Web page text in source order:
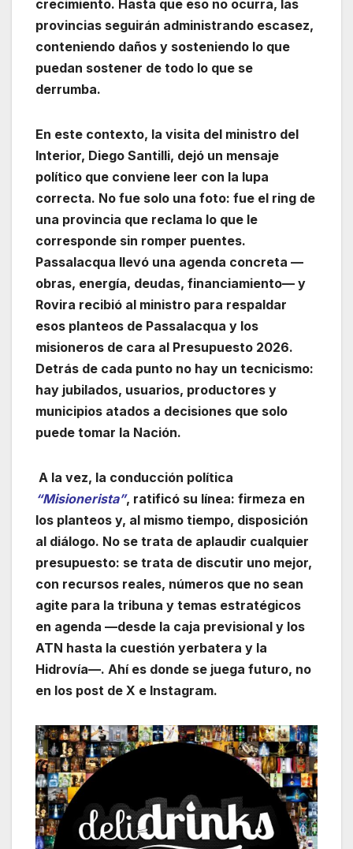
crecimiento. Hasta que eso no ocurra, las
provincias seguirán administrando escasez,
conteniendo daños y sosteniendo lo que
puedan sostener de todo lo que se
derrumba.
En este contexto, la visita del ministro del
Interior, Diego Santilli, dejó un mensaje
político que conviene leer con la lupa
correcta. No fue solo una foto: fue el ring de
una provincia que reclama lo que le
corresponde sin romper puentes.
Passalacqua llevó una agenda concreta —
obras, energía, deudas, financiamiento— y
Rovira recibió al ministro para respaldar
esos planteos de Passalacqua y los
misioneros de cara al Presupuesto 2026.
Detrás de cada punto no hay un tecnicismo:
hay jubilados, usuarios, productores y
municipios atados a decisiones que solo
puede tomar la Nación.
A la vez, la conducción política
“Misionerista”, ratificó su línea: firmeza en
los planteos y, al mismo tiempo, disposición
al diálogo. No se trata de aplaudir cualquier
presupuesto: se trata de discutir uno mejor,
con recursos reales, números que no sean
agite para la tribuna y temas estratégicos
en agenda —desde la caja previsional y los
ATN hasta la cuestión yerbatera y la
Hidrovía—. Ahí es donde se juega futuro, no
en los post de X e Instagram.